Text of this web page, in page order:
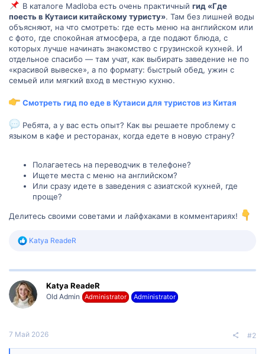
В каталоге Madloba есть очень практичныйгид «Где
поесть в Кутаиси китайскому туристу». Там без лишней воды
объясняют, на что смотреть: где есть меню на английском или
с фото, где спокойная атмосфера, а где подают блюда, с
которых лучше начинать знакомство с грузинской кухней. И
отдельное спасибо — там учат, как выбирать заведение не по
«красивой вывеске», а по формату: быстрый обед, ужин с
семьей или мягкий вход в местную кухню.
Смотреть гид по еде в Кутаиси для туристов из Китая
Ребята, а у вас есть опыт? Как вы решаете проблему с
языком в кафе и ресторанах, когда едете в новую страну?
Полагаетесь на переводчик в телефоне?
Ищете места с меню на английском?
Или сразу идете в заведения с азиатской кухней, где
проще?
Делитесь своими советами и лайфхаками в комментариях!
Р
к
и
и
:
Katya ReadeR
Katya ReadeR
Old Admin Administrator Administrator
7 Май 2026 #2